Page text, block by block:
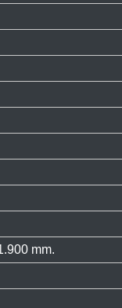
mm.